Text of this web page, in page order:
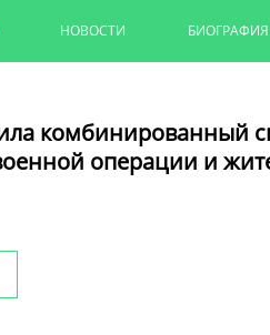
НОВОСТИ БИОГРАФИЯ
комбинированный
операции и